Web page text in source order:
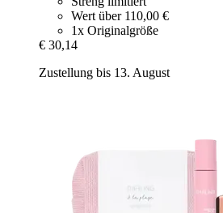
Wert über 110,00 €
1x Originalgröße
€ 30,14
Zustellung bis 13. August